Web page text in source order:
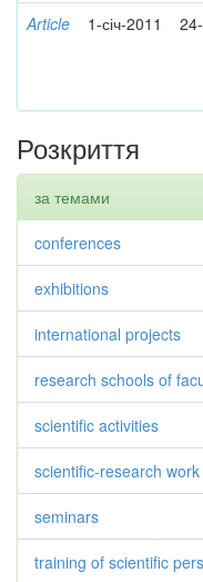
Article 1-січ-2011
Розкриття
за темами
conferences
exhibitions
international projects
research schools of
scientific activities
scientific-research
seminars
training of scientific